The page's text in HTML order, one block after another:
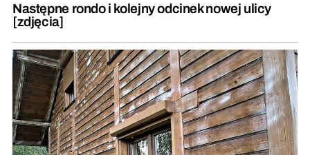
Następne rondo i kolejny odcinek nowej ulicy
[zdjęcia]